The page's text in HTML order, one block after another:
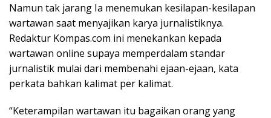
Namun tak jarang Ia menemukan kesilapan-kesilapan
wartawan saat menyajikan karya jurnalistiknya.
Redaktur Kompas.com ini menekankan kepada
wartawan online supaya memperdalam standar
jurnalistik mulai dari membenahi ejaan-ejaan, kata
perkata bahkan kalimat per kalimat.
“Keterampilan wartawan itu bagaikan orang yang